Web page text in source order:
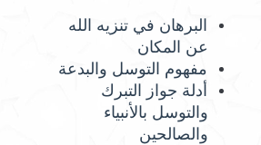
البرهان في تنزيه الله
عن المكان
مفهوم التوسل والبدعة
أدلة جواز التبرك
والتوسل بالأنبياء
والصالحين